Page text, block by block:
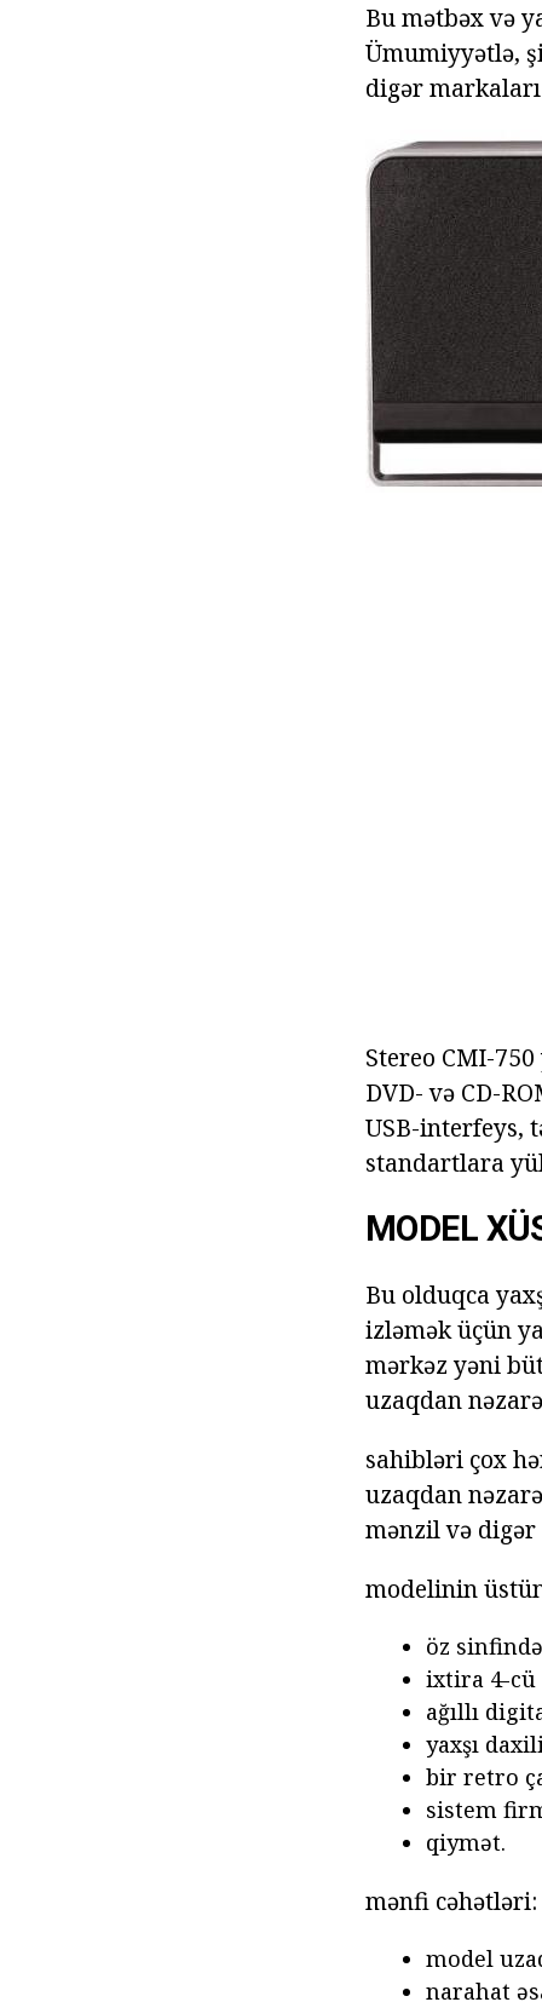
Bu mətbəx və
Ümumiyyətlə,
digər
Stereo CMI-
DVD- və CD-
USB-interfeys,
standartlara
MODEL
Bu olduqca
izləmək üçün
mərkəz yəni
uzaqdan
sahibləri çox
uzaqdan
mənzil və digər
modelinin
öz
ixtira 4-
ağıllı
yaxşı
bir retro
sistem
qiymət.
mənfi cəhətləri:
model
narahat